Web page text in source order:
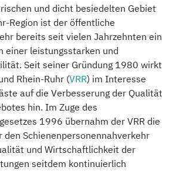
und dicht besiedelten Gebiet
Region ist der öffentliche
bereits seit vielen Jahrzehnten ein
einer leistungsstarken und
Seit seiner Gründung 1980 wirkt
Rhein-Ruhr (VRR) im Interesse
auf die Verbesserung der Qualität
hin. Im Zuge des
1996 übernahm der VRR die
Schienenpersonennahverkehr
und Wirtschaftlichkeit der
seitdem kontinuierlich